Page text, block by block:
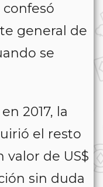
confesó
general de
se
2017, la
el resto
de US$
sin duda